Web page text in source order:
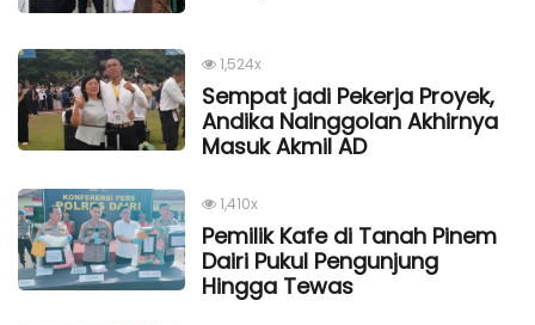
1,524x
Sempat jadi Pekerja Proyek,
Andika Nainggolan Akhirnya
Masuk Akmil AD
1,410x
Pemilik Kafe di Tanah Pinem
Dairi Pukul Pengunjung
Hingga Tewas